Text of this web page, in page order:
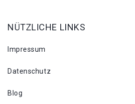
NÜTZLICHE LINKS
Impressum
Datenschutz
Blog